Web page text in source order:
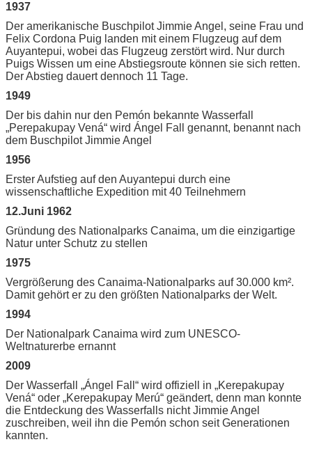
1937
Der amerikanische Buschpilot Jimmie Angel, seine Frau und
Felix Cordona Puig landen mit einem Flugzeug auf dem
Auyantepui, wobei das Flugzeug zerstört wird. Nur durch
Puigs Wissen um eine Abstiegsroute können sie sich retten.
Der Abstieg dauert dennoch 11 Tage.
1949
Der bis dahin nur den Pemón bekannte Wasserfall
„Perepakupay Vená“ wird Ángel Fall genannt, benannt nach
dem Buschpilot Jimmie Angel
1956
Erster Aufstieg auf den Auyantepui durch eine
wissenschaftliche Expedition mit 40 Teilnehmern
12.Juni 1962
Gründung des Nationalparks Canaima, um die einzigartige
Natur unter Schutz zu stellen
1975
Vergrößerung des Canaima-Nationalparks auf 30.000 km².
Damit gehört er zu den größten Nationalparks der Welt.
1994
Der Nationalpark Canaima wird zum UNESCO-
Weltnaturerbe ernannt
2009
Der Wasserfall „Ángel Fall“ wird offiziell in „Kerepakupay
Vená“ oder „Kerepakupay Merú“ geändert, denn man konnte
die Entdeckung des Wasserfalls nicht Jimmie Angel
zuschreiben, weil ihn die Pemón schon seit Generationen
kannten.